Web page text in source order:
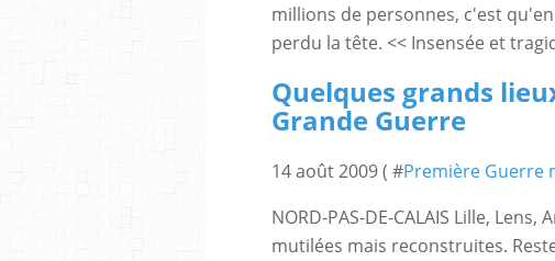
millions de personnes, c'est
perdu la tête. << Insensée et
Quelques grands
Grande Guerre
14 août 2009 ( #Première Guerre
NORD-PAS-DE-CALAIS Lille,
mutilées mais reconstruites.